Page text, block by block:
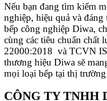
Nếu bạn đang tìm kiếm
nghiệp, hiệu quả và
bếp công nghiệp Diwa,
cùng các tiêu chuẩn chất
22000:2018 và TCVN
thương hiệu Diwa sẽ
mọi loại bếp tại thị
CÔNG TY TNHH